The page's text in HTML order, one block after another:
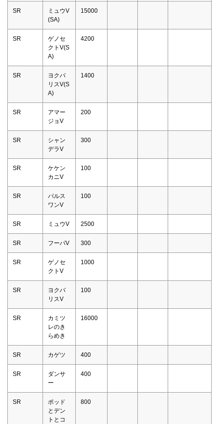
SR
ミュウV
(SA)
15000
SR
ゲノセ
クトV(S
A)
4200
SR
ヨクバ
リスV(S
A)
1400
SR
アマー
ジョV
200
SR
シャン
デラV
300
SR
ケケン
カニV
100
SR
パルス
ワンV
100
SR ミュウV 2500
SR フーパV 300
SR
ゲノセ
クトV
1000
SR
ヨクバ
リスV
100
SR
カミツ
レのき
らめき
16000
SR カゲツ 400
SR
ダンサ
ー
400
SR
ポッド
とデン
トとコ
800